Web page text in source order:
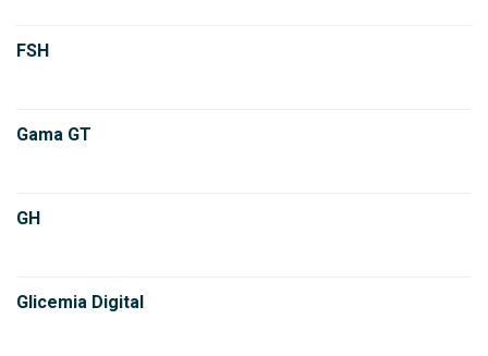
FSH
Gama GT
GH
Glicemia Digital